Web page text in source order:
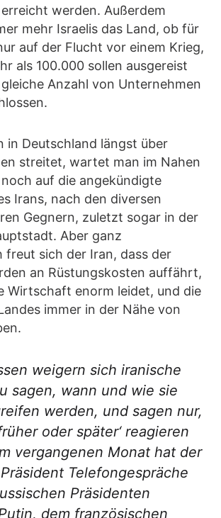
werden. Außerdem
mehr Israelis das Land, ob für
auf der Flucht vor einem Krieg,
als 100.000 sollen ausgereist
Anzahl von Unternehmen
in Deutschland längst über
streitet, wartet man im Nahen
auf die angekündigte
Irans, nach den diversen
Gegnern, zuletzt sogar in der
Aber ganz
freut sich der Iran, dass der
an Rüstungskosten auffährt,
Wirtschaft enorm leidet, und die
immer in der Nähe von
weigern sich iranische
sagen, wann und wie sie
werden, und sagen nur,
oder später‘ reagieren
vergangenen Monat hat der
Telefongespräche
Präsidenten
dem französischen